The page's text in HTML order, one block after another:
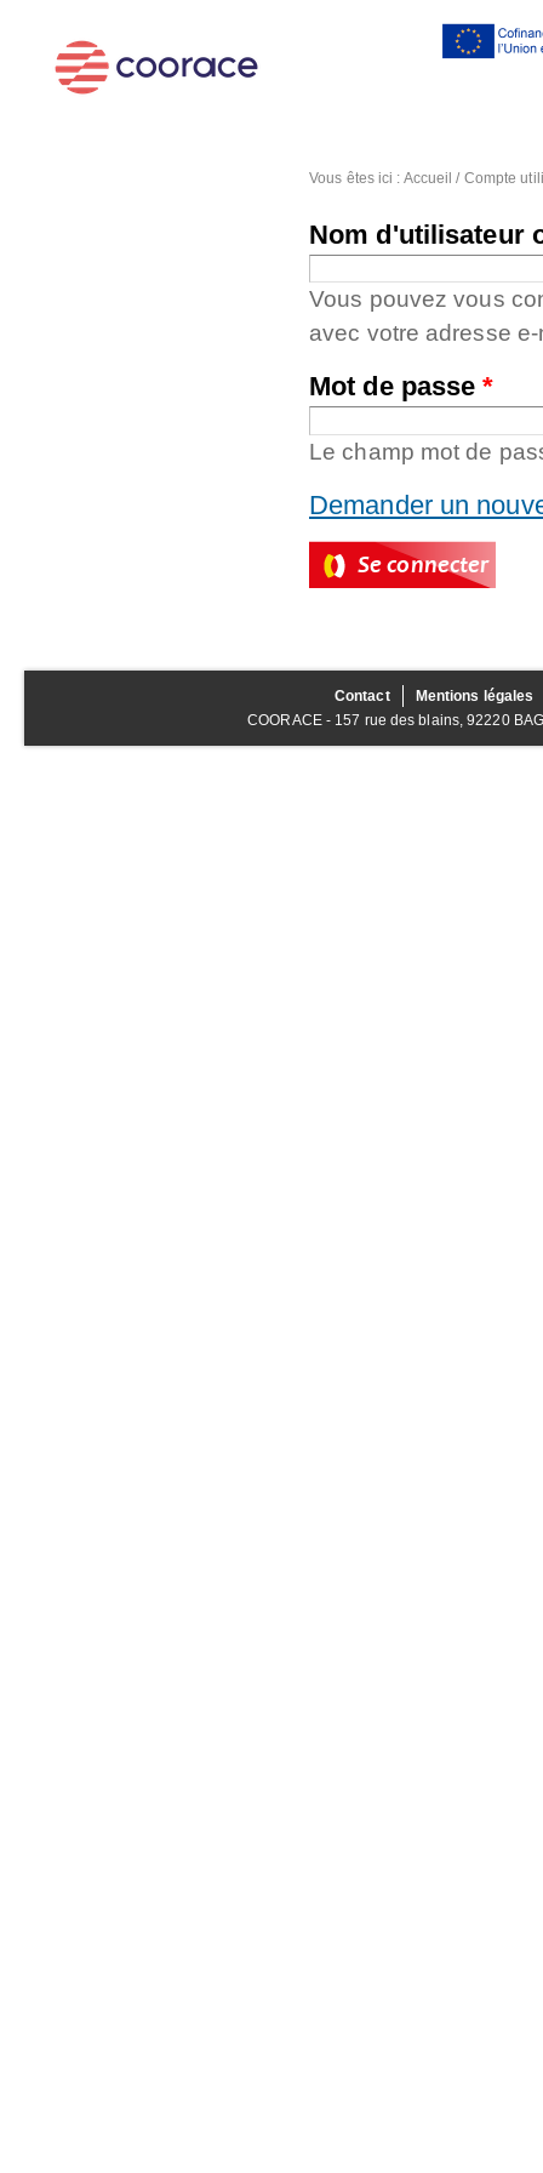
Vous êtes ici : Accueil / Compte
Nom d'utilisateur
Vous pouvez vous
avec votre adresse e-
Mot de passe*
Le champ mot de
Demander un
Contact
Mentions légales
COORACE - 157 rue des blains, 92220